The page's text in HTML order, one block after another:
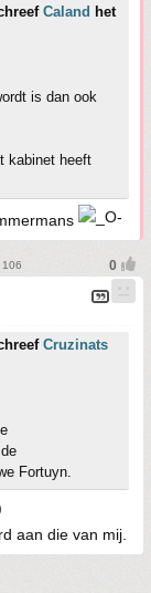
Caland het
is dan ook
kabinet heeft
106
Cruzinats
Fortuyn.
aan die van mij.